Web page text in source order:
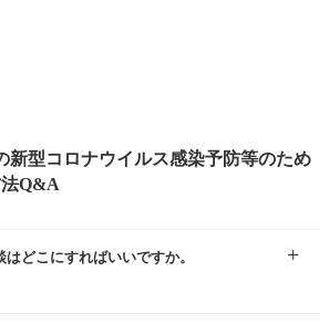
新型コロナウイルス感染予防等のため
Q&A
どこにすればいいですか。